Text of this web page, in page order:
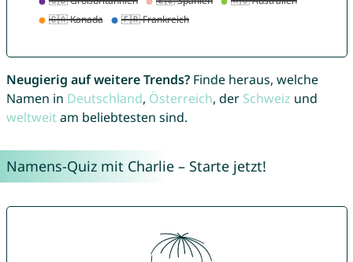
Neugierig auf weitere Trends?Finde heraus, welche
Namen in Deutschland, Österreich, der Schweiz und
weltweitam beliebtesten sind.
Namens-Quiz mit Charlie – Starte jetzt!